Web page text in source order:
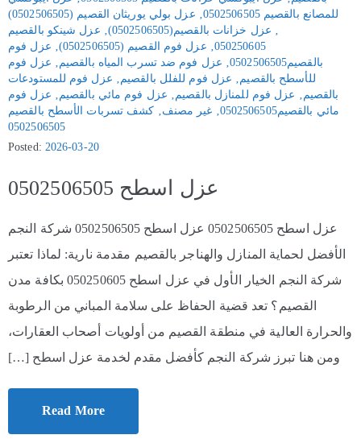
للمصانع بالقصيم 0502506505
‚ عزل بولي يوريثان القصيم (0502506505)
‚ عزل خزانات بالقصيم(0502506505) ‚ عزل شينكو بالقصيم
050250605
‚ عزل فوم القصيم (0502506505) ‚ عزل فوم
بالقصيم0502506505
‚ عزل فوم ضد تسرب المياه بالقصيم‚ عزل فوم
للأسطح بالقصيم‚ عزل فوم للفلل بالقصيم‚ عزل فوم للمستودعات
بالقصيم‚ عزل فوم للمنازل بالقصيم‚ عزل فوم مائي بالقصيم‚ عزل فوم
مائي بالقصيم0502506505
‚ غير مصنف‚ كشف تسربات الأسطح بالقصيم
0502506505
Posted: 2026-03-20
عزل اسطح 0502506505
عزل اسطح 0502506505 عزل اسطح 0502506505 شركة النجم
الأفضل لحماية المنازل والهناجر بالقصيم مقدمة نارية: لماذا تعتبر
شركة النجم الخيار الأول في عزل اسطح 050250605 بكافة مدن
القصيم؟ تعد قضية الحفاظ على سلامة المباني من الرطوبة
والحرارة العالية في منطقة القصيم من أولويات أصحاب العقارات،
ومن هنا تبرز شركة النجم كأفضل مقدم لخدمة عزل اسطح […]
Read More